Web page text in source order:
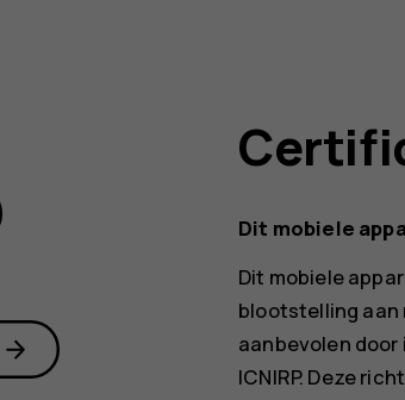
Dit mobiele
Dit mobiele
blootstelling
aanbevolen
ICNIRP. Deze